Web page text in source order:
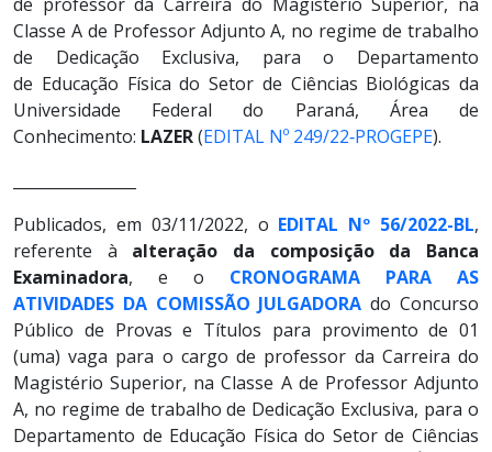
Classe A de Professor Adjunto A, no regime de trabalho
de Dedicação Exclusiva, para o Departamento
de Educação Física do Setor de Ciências Biológicas da
Universidade Federal do Paraná, Área de
Conhecimento: LAZER(EDITAL Nº 249/22‐PROGEPE).
Publicados, em 03/11/2022, o EDITAL Nº 56/2022-BL,
referente à alteração da composição da Banca
Examinadora, e o CRONOGRAMA PARA AS
ATIVIDADES DA COMISSÃO JULGADORA do Concurso
Público de Provas e Títulos para provimento de 01
(uma) vaga para o cargo de professor da Carreira do
Magistério Superior, na Classe A de Professor Adjunto
A, no regime de trabalho de Dedicação Exclusiva, para o
Departamento de Educação Física do Setor de Ciências